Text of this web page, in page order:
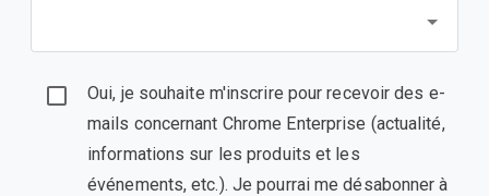
Oui, je souhaite m'inscrire pour recevoir des e-
mails concernant Chrome Enterprise (actualité,
informations sur les produits et les
événements, etc.). Je pourrai me désabonner à